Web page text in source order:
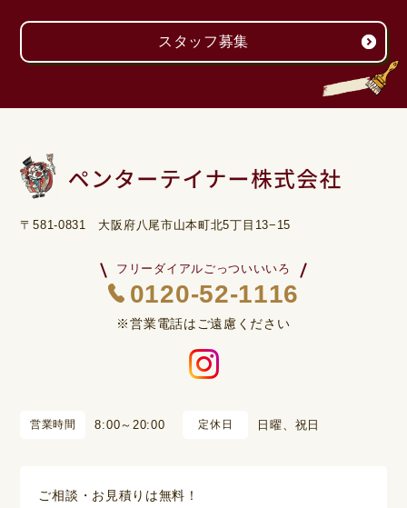
スタッフ募集
〒581-0831 大阪府八尾市山本町北5丁目13−15
フリーダイアルごっついいいろ
0120-52-1116
※営業電話はご遠慮ください
営業時間 8:00～20:00 定休日 日曜、祝日
ご相談・お見積りは無料！